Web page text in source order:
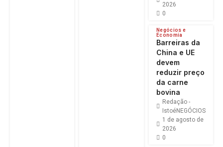
2026
0
Negócios e
Economia
Barreiras da
China e UE
devem
reduzir preço
da carne
bovina
Redação -
IstoéNEGÓCIOS
1 de agosto de
2026
0